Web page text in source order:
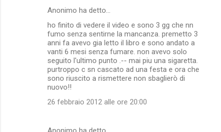
Anonimo ha detto…
ho finito di vedere il video e sono 3 gg che nn
fumo senza sentirne la mancanza. premetto 3
anni fa avevo gia letto il libro e sono andato a
vanti 6 mesi senza fumare. non avevo solo
seguito l'ultimo punto .-- mai piu una sigaretta.
purtroppo c sn cascato ad una festa e ora che
sono riuscito a rismettere non sbaglierò di
nuovo!!
26 febbraio 2012 alle ore 20:00